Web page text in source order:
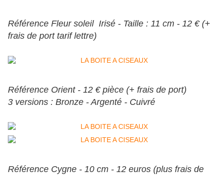
Référence Fleur soleil Irisé - Taille : 11 cm - 12 € (+
frais de port tarif lettre)
Référence Orient - 12 € pièce (+ frais de port)
3 versions : Bronze - Argenté - Cuivré
Référence Cygne - 10 cm - 12 euros (plus frais de